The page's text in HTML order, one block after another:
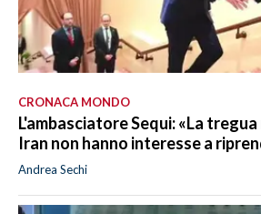
CRONACA MONDO
L'ambasciatore Sequi: «La
Iran non hanno interesse a
Andrea Sechi